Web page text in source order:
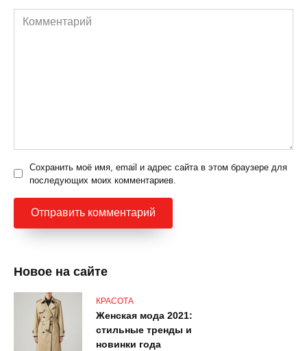
Комментарий
Сохранить моё имя, email и адрес сайта в этом браузере для
последующих моих комментариев.
Новое на сайте
КРАСОТА
Женская мода 2021:
стильные тренды и
новинки года